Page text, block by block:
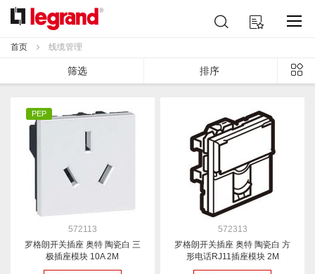
跳
到
容
我的购物车
索
首页 线缆管理
筛选 排序
PEP
572113
罗格朗开关插座 奥特 陶瓷白 三
极插座模块 10A 2M
572313
罗格朗开关插座 奥特 陶瓷白 方
形电话RJ11插座模块 2M